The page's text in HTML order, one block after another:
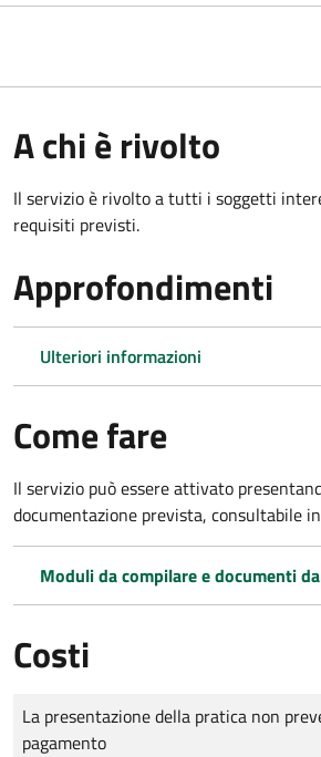
A chi è rivolto
Il servizio è rivolto a tutti i soggetti
requisiti previsti.
Approfondimenti
Ulteriori informazioni
Come fare
Il servizio può essere attivato
documentazione prevista, consultabile
Moduli da compilare e documenti
Costi
Tipo di pagamento
Importo
La presentazione della pratica non
pagamento